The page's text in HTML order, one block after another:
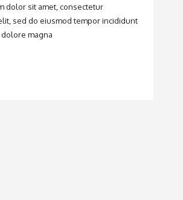
dolor sit amet, consectetur
sed do eiusmod tempor incididunt
magna